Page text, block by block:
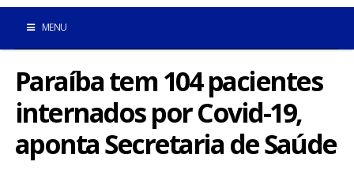
MENU
POMBAL E REGIÃO
PARAÍBA
Paraíba tem 104 pacientes
internados por Covid-19,
aponta Secretaria de Saúde